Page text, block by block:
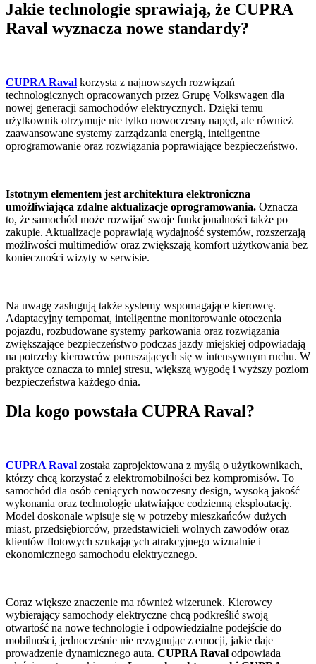
Jakie technologie sprawiają, że CUPRA
Raval wyznacza nowe standardy?
CUPRA Raval korzysta z najnowszych rozwiązań
technologicznych opracowanych przez Grupę Volkswagen dla
nowej generacji samochodów elektrycznych. Dzięki temu
użytkownik otrzymuje nie tylko nowoczesny napęd, ale również
zaawansowane systemy zarządzania energią, inteligentne
oprogramowanie oraz rozwiązania poprawiające bezpieczeństwo.
Istotnym elementem jest architektura elektroniczna
umożliwiająca zdalne aktualizacje oprogramowania. Oznacza
to, że samochód może rozwijać swoje funkcjonalności także po
zakupie. Aktualizacje poprawiają wydajność systemów, rozszerzają
możliwości multimediów oraz zwiększają komfort użytkowania bez
konieczności wizyty w serwisie.
Na uwagę zasługują także systemy wspomagające kierowcę.
Adaptacyjny tempomat, inteligentne monitorowanie otoczenia
pojazdu, rozbudowane systemy parkowania oraz rozwiązania
zwiększające bezpieczeństwo podczas jazdy miejskiej odpowiadają
na potrzeby kierowców poruszających się w intensywnym ruchu. W
praktyce oznacza to mniej stresu, większą wygodę i wyższy poziom
bezpieczeństwa każdego dnia.
Dla kogo powstała CUPRA Raval?
CUPRA Raval została zaprojektowana z myślą o użytkownikach,
którzy chcą korzystać z elektromobilności bez kompromisów. To
samochód dla osób ceniących nowoczesny design, wysoką jakość
wykonania oraz technologie ułatwiające codzienną eksploatację.
Model doskonale wpisuje się w potrzeby mieszkańców dużych
miast, przedsiębiorców, przedstawicieli wolnych zawodów oraz
klientów flotowych szukających atrakcyjnego wizualnie i
ekonomicznego samochodu elektrycznego.
Coraz większe znaczenie ma również wizerunek. Kierowcy
wybierający samochody elektryczne chcą podkreślić swoją
otwartość na nowe technologie i odpowiedzialne podejście do
mobilności, jednocześnie nie rezygnując z emocji, jakie daje
prowadzenie dynamicznego auta. CUPRA Raval odpowiada